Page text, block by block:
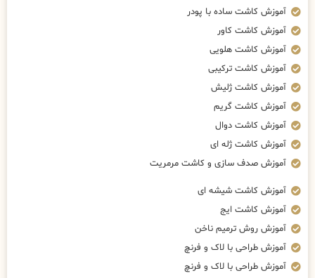
آموزش کاشت ساده با پودر
آموزش کاشت کاور
آموزش کاشت هلویی
آموزش کاشت ترکیبی
آموزش کاشت ژلیش
آموزش کاشت گریم
آموزش کاشت دوال
آموزش کاشت ژله ای
آموزش صدف سازی و کاشت مرمریت
آموزش کاشت شیشه ای
آموزش کاشت ایج
آموزش روش ترمیم ناخن
آموزش طراحی با لاک و فرنچ
آموزش طراحی با لاک و فرنچ